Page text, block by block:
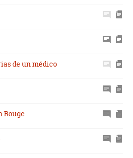
de un médico
Rouge